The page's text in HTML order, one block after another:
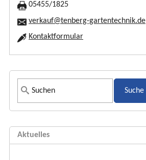
05455/1825
verkauf@tenberg-gartentechnik.de
Kontaktformular
S
u
h
f
Aktuelles